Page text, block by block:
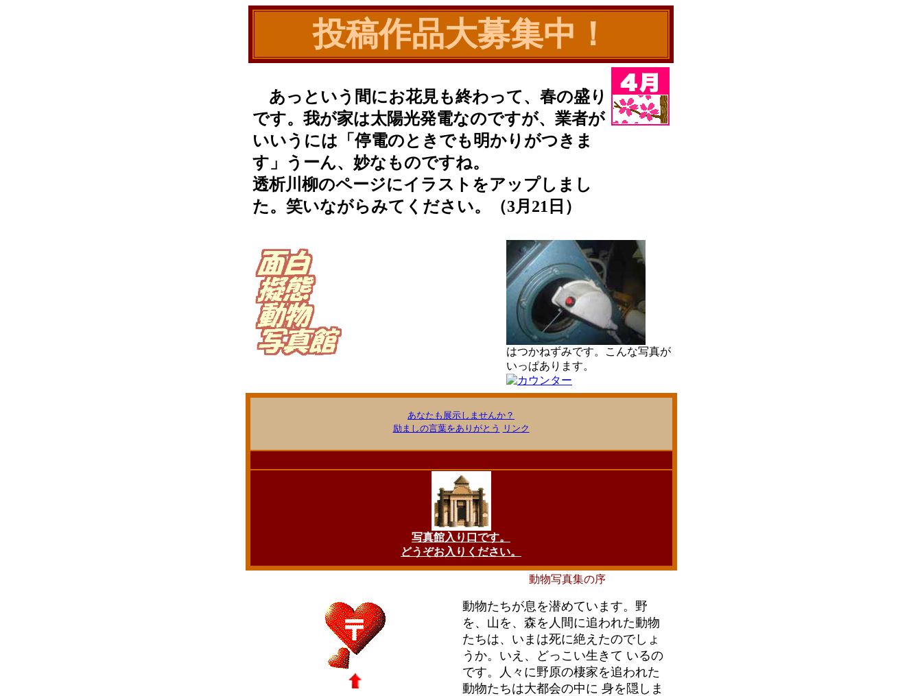
投稿作品大募集中！
あっという間にお花見も終わって、春の盛り
です。我が家は太陽光発電なのですが、業者が
いいうには「停電のときでも明かりがつきま
す」うーん、妙なものですね。
透析川柳のページにイラストをアップしまし
た。笑いながらみてください。（3月21日）
はつかねずみです。こんな写真が
いっぱあります。
あなたも展示しませんか？
励ましの言葉をありがとう
リンク
写真館入り口です。
どうぞお入りください。
動物写真集の序
動物たちが息を潜めています。野
を、山を、森を人間に追われた動物
たちは、いまは死に絶えたのでしょ
うか。いえ、どっこい生きて いるの
です。人々に野原の棲家を追われた
動物たちは大都会の中に 身を隠しま